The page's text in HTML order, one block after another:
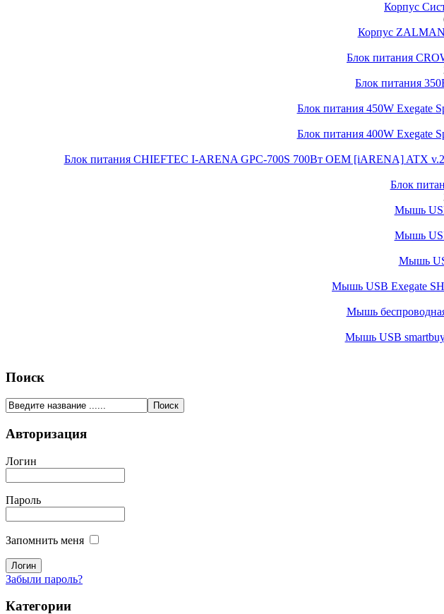
Корпус
Корпус
Блок питания
Блок питания
Блок питания 450W Exegate
Блок питания 400W Exegate
Блок питания CHIEFTEC I-ARENA GPC-700S 700Вт OEM [iARENA] ATX
Блок
Мышь
Мышь
Мышь
Мышь USB Exegate
Мышь
Мышь USB
Поиск
Авторизация
Логин
Пароль
Запомнить меня
Забыли пароль?
Категории